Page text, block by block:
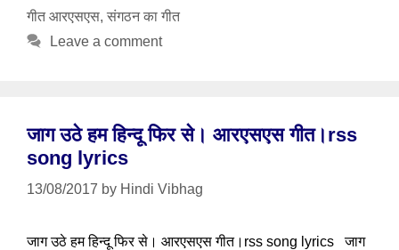
गीत आरएसएस, संगठन का गीत
Leave a comment
जाग उठे हम हिन्दू फिर से। आरएसएस गीत।rss
song lyrics
13/08/2017 by Hindi Vibhag
जाग उठे हम हिन्दू फिर से। आरएसएस गीत।rss song lyrics जाग